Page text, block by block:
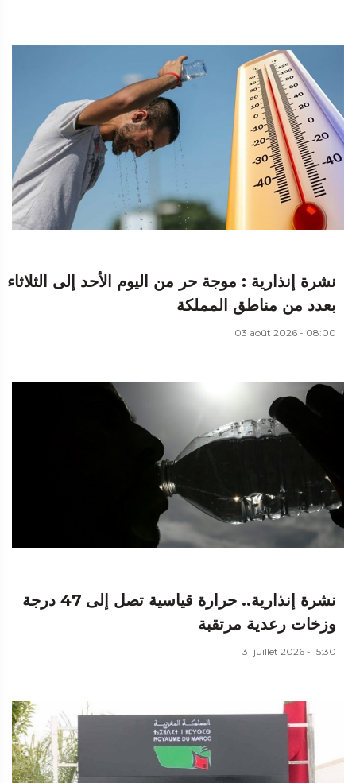
نشرة إنذارية : موجة حر من اليوم الأحد إلى الثلاثاء
بعدد من مناطق المملكة
03 août 2026 - 08:00
نشرة إنذارية.. حرارة قياسية تصل إلى 47 درجة
وزخات رعدية مرتقبة
31 juillet 2026 - 15:30